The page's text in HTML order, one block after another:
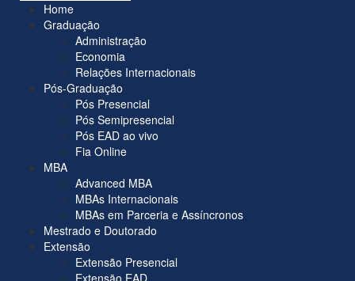
Home
Graduação
Administração
Economia
Relações Internacionais
Pós-Graduação
Pós Presencial
Pós Semipresencial
Pós EAD ao vivo
Fia Online
MBA
Advanced MBA
MBAs Internacionais
MBAs em Parceria e Assíncronos
Mestrado e Doutorado
Extensão
Extensão Presencial
Extensão EAD